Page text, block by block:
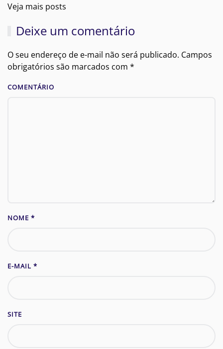
Veja mais posts
Deixe um comentário
O seu endereço de e-mail não será publicado. Campos
obrigatórios são marcados com *
COMENTÁRIO
NOME *
E-MAIL *
SITE